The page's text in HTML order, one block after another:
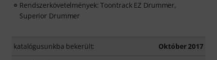
Rendszerkövetelmények: Toontrack EZ Drummer,
Superior Drummer
katalógusunkba bekerült: Október 2017